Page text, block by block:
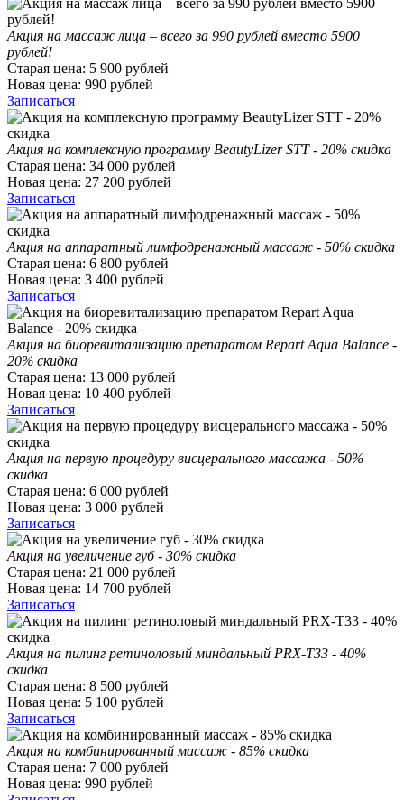
Акция на массаж лица – всего за 990 рублей вместо 5900
рублей!
Старая цена: 5 900 рублей
Новая цена: 990 рублей
Записаться
Акция на комплексную программу BeautyLizer STT - 20% скидка
Старая цена: 34 000 рублей
Новая цена: 27 200 рублей
Записаться
Акция на аппаратный лимфодренажный массаж - 50% скидка
Старая цена: 6 800 рублей
Новая цена: 3 400 рублей
Записаться
Акция на биоревитализацию препаратом Repart Aqua Balance -
20% скидка
Старая цена: 13 000 рублей
Новая цена: 10 400 рублей
Записаться
Акция на первую процедуру висцерального массажа - 50%
скидка
Старая цена: 6 000 рублей
Новая цена: 3 000 рублей
Записаться
Акция на увеличение губ - 30% скидка
Старая цена: 21 000 рублей
Новая цена: 14 700 рублей
Записаться
Акция на пилинг ретиноловый миндальный PRX-T33 - 40%
скидка
Старая цена: 8 500 рублей
Новая цена: 5 100 рублей
Записаться
Акция на комбинированный массаж - 85% скидка
Старая цена: 7 000 рублей
Новая цена: 990 рублей